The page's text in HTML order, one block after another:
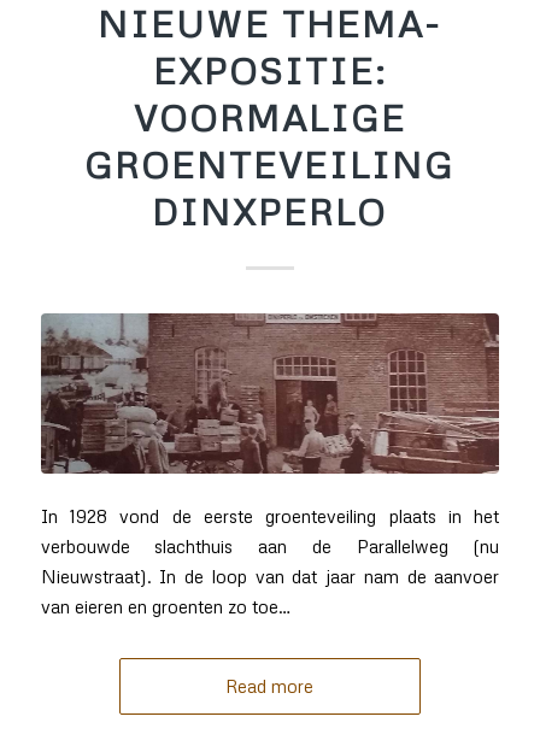
NIEUWE THEMA-
EXPOSITIE:
VOORMALIGE
GROENTEVEILING
DINXPERLO
In 1928 vond de eerste groenteveiling plaats in het
verbouwde slachthuis aan de Parallelweg (nu
Nieuwstraat). In de loop van dat jaar nam de aanvoer
van eieren en groenten zo toe…
Read more